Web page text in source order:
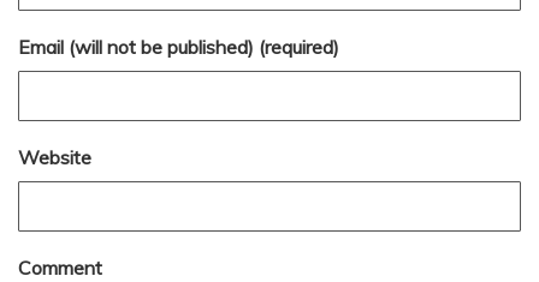
Email (will not be published) (required)
Website
Comment